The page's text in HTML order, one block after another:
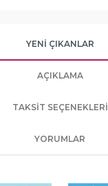
YENI ÇIKANLAR
AÇIKLAMA
TAKSIT SEÇENEKLERI
YORUMLAR